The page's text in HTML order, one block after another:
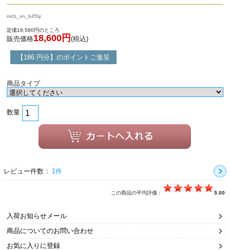
mcb_vn_b45ly
定価19,580円のところ
販売価格18,600円 (税込)
【186 円分】のポイントご進呈
商品タイプ
数量
レビュー件数： 1件
この商品の平均評価： 5.00
入荷お知らせメール
商品についてのお問い合わせ
お気に入りに登録